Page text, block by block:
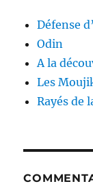
Défense
Odin
A la
Les
Rayés de